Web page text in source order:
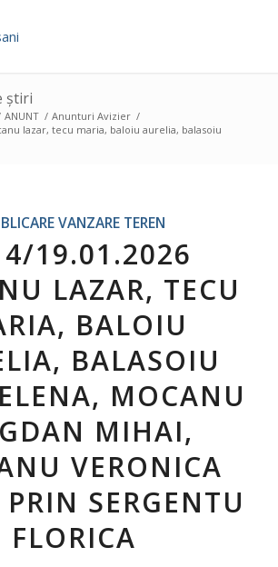
știri
ANUNT / Anunturi Avizier /
lazar, tecu maria, baloiu aurelia, balasoiu
VANZARE TEREN
4/19.01.2026
LAZAR, TECU
BALOIU
BALASOIU
MOCANU
MIHAI,
VERONICA
SERGENTU
FLORICA